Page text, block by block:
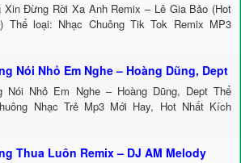
Xin Đừng Rời Xa Anh Remix – Lê Gia Bảo (Hot
Thể loại: Nhạc Chuông Tik Tok Remix MP3
Nói Nhỏ Em Nghe – Hoàng Dũng, Dept
Nói Nhỏ Em Nghe – Hoàng Dũng, Dept Thể
Nhạc Trẻ Mp3 Mới Hay, Hot Nhất Kích
Thua Luôn Remix – DJ AM Melody